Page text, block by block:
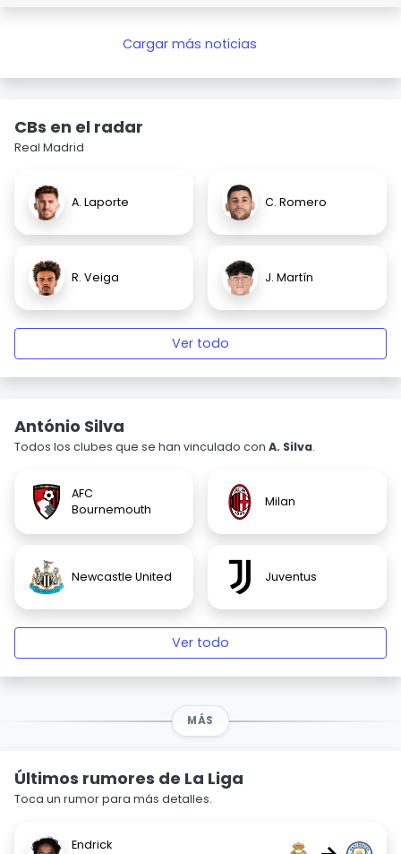
Cargar más noticias
CBs en el radar
Real Madrid
A. Laporte C. Romero
R. Veiga J. Martín
Ver todo
António Silva
Todos los clubes que se han vinculado con A. Silva.
AFC
Bournemouth
Milan
Newcastle United Juventus
Ver todo
MÁS
Últimos rumores de La Liga
Toca un rumor para más detalles.
Endrick